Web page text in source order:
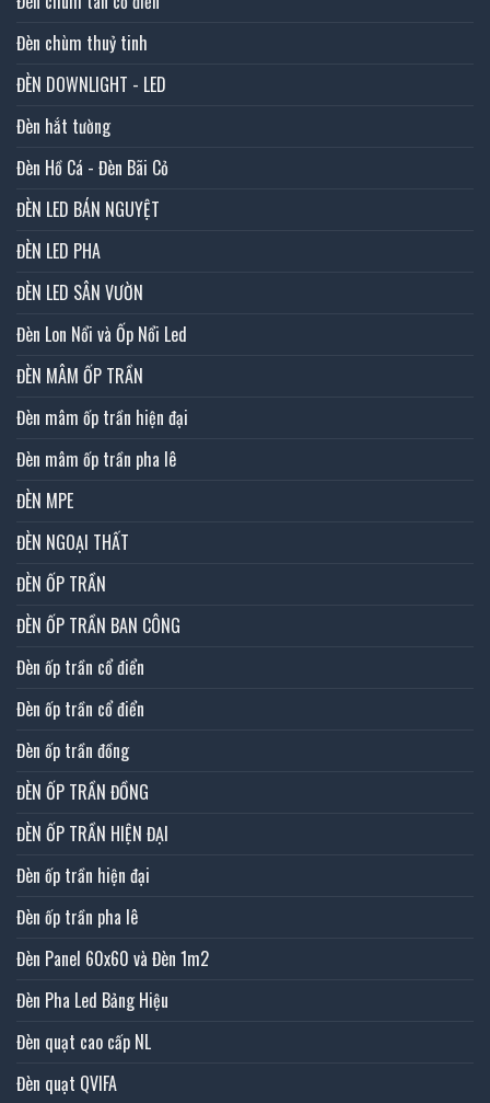
Đèn chùm thuỷ tinh
ĐÈN DOWNLIGHT - LED
Đèn hắt tường
Đèn Hồ Cá - Đèn Bãi Cỏ
ĐÈN LED BÁN NGUYỆT
ĐÈN LED PHA
ĐÈN LED SÂN VƯỜN
Đèn Lon Nổi và Ốp Nổi Led
ĐÈN MÂM ỐP TRẦN
Đèn mâm ốp trần hiện đại
Đèn mâm ốp trần pha lê
ĐÈN MPE
ĐÈN NGOẠI THẤT
ĐÈN ỐP TRẦN
ĐÈN ỐP TRẦN BAN CÔNG
Đèn ốp trần cổ điển
Đèn ốp trần cổ điển
Đèn ốp trần đồng
ĐÈN ỐP TRẦN ĐỒNG
ĐÈN ỐP TRẦN HIỆN ĐẠI
Đèn ốp trần hiện đại
Đèn ốp trần pha lê
Đèn Panel 60x60 và Đèn 1m2
Đèn Pha Led Bảng Hiệu
Đèn quạt cao cấp NL
Đèn quạt QVIFA